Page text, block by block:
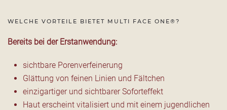
WELCHE VORTEILE BIETET MULTI FACE ONE®?
Bereits bei der Erstanwendung:
sichtbare Porenverfeinerung
Glättung von feinen Linien und Fältchen
einzigartiger und sichtbarer Soforteffekt
Haut erscheint vitalisiert und mit einem jugendlichen